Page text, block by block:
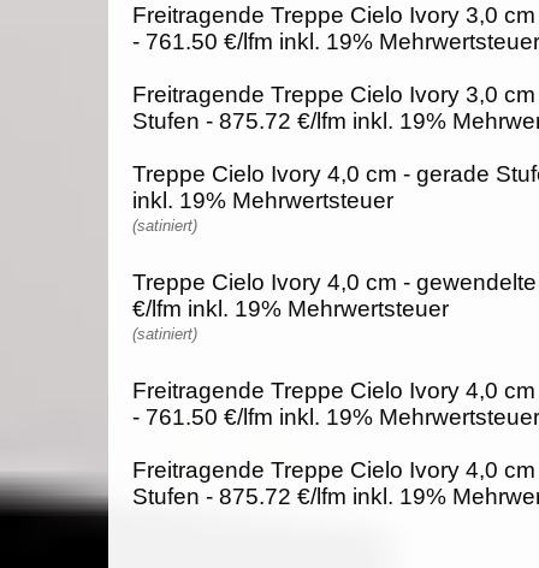
Freitragende Treppe Cielo Ivory 3,0
- 761.50 €/lfm inkl. 19% Mehrwertsteuer
Freitragende Treppe Cielo Ivory 3,0
Stufen - 875.72 €/lfm inkl. 19%
Treppe Cielo Ivory 4,0 cm - gerade
inkl. 19% Mehrwertsteuer
(satiniert)
Treppe Cielo Ivory 4,0 cm -
€/lfm inkl. 19% Mehrwertsteuer
(satiniert)
Freitragende Treppe Cielo Ivory 4,0
- 761.50 €/lfm inkl. 19% Mehrwertsteuer
Freitragende Treppe Cielo Ivory 4,0
Stufen - 875.72 €/lfm inkl. 19%